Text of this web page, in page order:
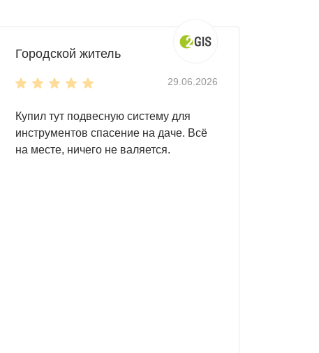
Городской житель
29.06.2026
Купил тут подвесную систему для
инструментов спасение на даче. Всё
на месте, ничего не валяется.